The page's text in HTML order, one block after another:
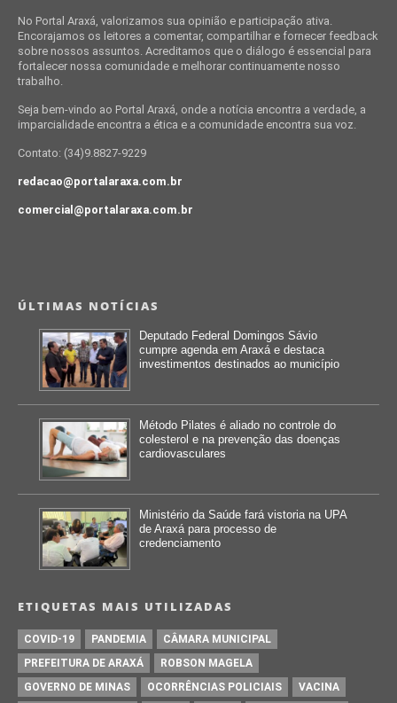
No Portal Araxá, valorizamos sua opinião e participação ativa.
Encorajamos os leitores a comentar, compartilhar e fornecer feedback
sobre nossos assuntos. Acreditamos que o diálogo é essencial para
fortalecer nossa comunidade e melhorar continuamente nosso
trabalho.
Seja bem-vindo ao Portal Araxá, onde a notícia encontra a verdade, a
imparcialidade encontra a ética e a comunidade encontra sua voz.
Contato: (34)9.8827-9229
redacao@portalaraxa.com.br
comercial@portalaraxa.com.br
ÚLTIMAS NOTÍCIAS
Deputado Federal Domingos Sávio
cumpre agenda em Araxá e destaca
investimentos destinados ao município
Método Pilates é aliado no controle do
colesterol e na prevenção das doenças
cardiovasculares
Ministério da Saúde fará vistoria na UPA
de Araxá para processo de
credenciamento
ETIQUETAS MAIS UTILIZADAS
COVID-19 PANDEMIA
CÂMARA MUNICIPAL
PREFEITURA DE ARAXÁ
ROBSON MAGELA
GOVERNO DE MINAS
OCORRÊNCIAS POLICIAIS VACINA